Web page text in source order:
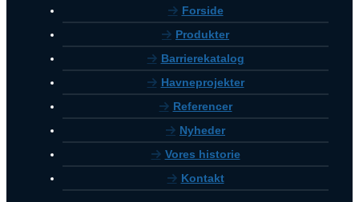
Forside
Produkter
Barrierekatalog
Havneprojekter
Referencer
Nyheder
Vores historie
Kontakt